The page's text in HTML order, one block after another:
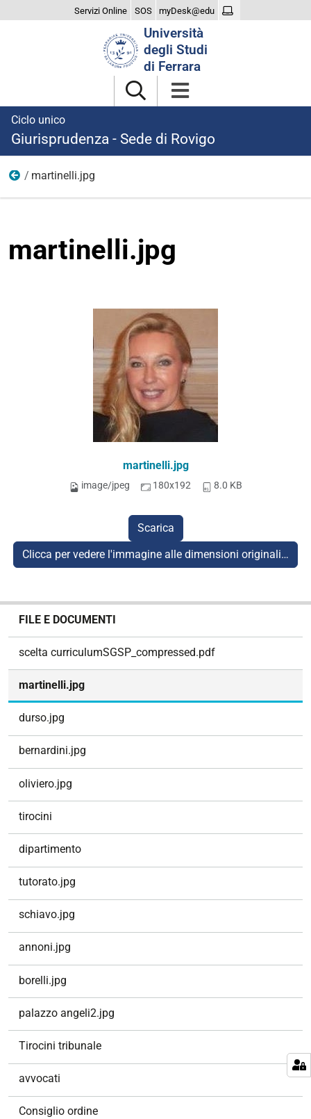
Servizi Online SOS myDesk@edu
Università
degli Studi
di Ferrara
Ciclo unico
Giurisprudenza - Sede di Rovigo
File e documenti
martinelli.jpg
martinelli.jpg
martinelli.jpg
image/jpeg 180x192 8.0 KB
Scarica
Clicca per vedere l'immagine alle dimensioni originali…
FILE E DOCUMENTI
scelta curriculumSGSP_compressed.pdf
martinelli.jpg
durso.jpg
bernardini.jpg
oliviero.jpg
tirocini
dipartimento
tutorato.jpg
schiavo.jpg
annoni.jpg
borelli.jpg
palazzo angeli2.jpg
Tirocini tribunale
avvocati
Consiglio ordine